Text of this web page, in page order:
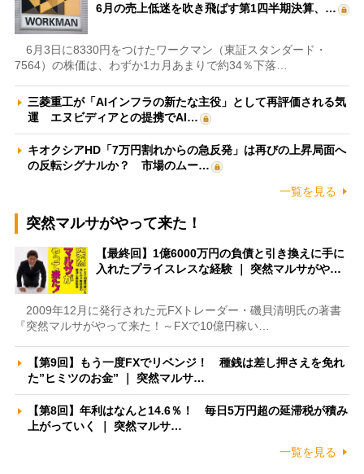
6月の売上低迷を吹き飛ばす第1四半期決算、…
6月3日に8330円をつけたワークマン（東証スタンダード・
7564）の株価は、わずか1カ月あまりで約34％下落…
三菱重工が「AIインフラの新たな主役」として再評価される気
運 エヌビディアとの提携でAI…
キオクシアHD「7万円割れからの急反発」は再びの上昇局面へ
の反転シグナルか？ 市場のムー…
一覧を見る
突然マルサがやって来た！
【最終回】1億6000万円の負債と引き換えに手に
入れたプライスレスな経験 ｜ 突然マルサがや…
2009年12月に発行された元FXトレーダー・磯貝清明氏の著書
『突然マルサがやって来た！～FXで10億円稼い…
【第9回】もう一度FXでリベンジ！ 種銭は差し押さえを免れ
た”ヒミツのお金” ｜ 突然マルサ…
【第8回】年利はなんと14.6％！ 毎日5万円超の延滞税が積み
上がっていく ｜ 突然マルサ…
一覧を見る